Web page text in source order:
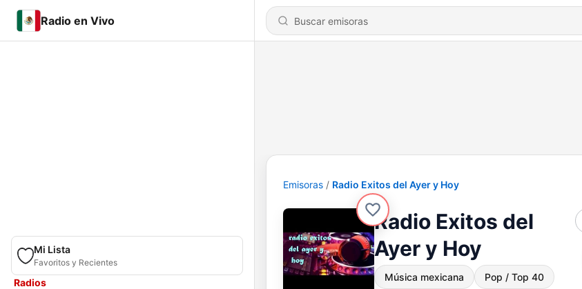
Radio en Vivo
Mi Lista
Favoritos y Recientes
Radios
Emisoras Radio Exitos del Ayer y Hoy
Radio Exitos del
Ayer y Hoy
Música mexicana Pop / Top 40